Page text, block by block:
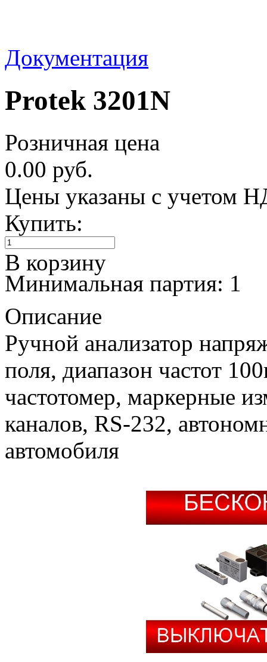
Документация
Protek 3201N
Розничная цена
0.00 руб.
Цены указаны с учетом
Купить:
В корзину
Минимальная партия: 1
Описание
Ручной анализатор
поля, диапазон частот
частотомер, маркерные
каналов, RS-232,
автомобиля